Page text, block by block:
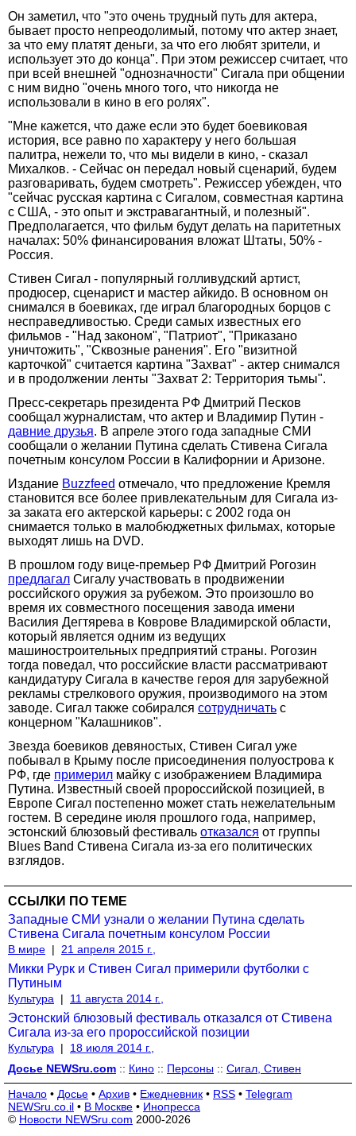
Он заметил, что "это очень трудный путь для актера,
бывает просто непреодолимый, потому что актер знает,
за что ему платят деньги, за что его любят зрители, и
использует это до конца". При этом режиссер считает, что
при всей внешней "однозначности" Сигала при общении
с ним видно "очень много того, что никогда не
использовали в кино в его ролях".
"Мне кажется, что даже если это будет боевиковая
история, все равно по характеру у него большая
палитра, нежели то, что мы видели в кино, - сказал
Михалков. - Сейчас он передал новый сценарий, будем
разговаривать, будем смотреть". Режиссер убежден, что
"сейчас русская картина с Сигалом, совместная картина
с США, - это опыт и экстравагантный, и полезный".
Предполагается, что фильм будут делать на паритетных
началах: 50% финансирования вложат Штаты, 50% -
Россия.
Стивен Сигал - популярный голливудский артист,
продюсер, сценарист и мастер айкидо. В основном он
снимался в боевиках, где играл благородных борцов с
несправедливостью. Среди самых известных его
фильмов - "Над законом", "Патриот", "Приказано
уничтожить", "Сквозные ранения". Его "визитной
карточкой" считается картина "Захват" - актер снимался
и в продолжении ленты "Захват 2: Территория тьмы".
Пресс-секретарь президента РФ Дмитрий Песков
сообщал журналистам, что актер и Владимир Путин -
давние друзья. В апреле этого года западные СМИ
сообщали о желании Путина сделать Стивена Сигала
почетным консулом России в Калифорнии и Аризоне.
Издание Buzzfeed отмечало, что предложение Кремля
становится все более привлекательным для Сигала из-
за заката его актерской карьеры: с 2002 года он
снимается только в малобюджетных фильмах, которые
выходят лишь на DVD.
В прошлом году вице-премьер РФ Дмитрий Рогозин
предлагал Сигалу участвовать в продвижении
российского оружия за рубежом. Это произошло во
время их совместного посещения завода имени
Василия Дегтярева в Коврове Владимирской области,
который является одним из ведущих
машиностроительных предприятий страны. Рогозин
тогда поведал, что российские власти рассматривают
кандидатуру Сигала в качестве героя для зарубежной
рекламы стрелкового оружия, производимого на этом
заводе. Сигал также собирался сотрудничать с
концерном "Калашников".
Звезда боевиков девяностых, Стивен Сигал уже
побывал в Крыму после присоединения полуострова к
РФ, где примерил майку с изображением Владимира
Путина. Известный своей пророссийской позицией, в
Европе Сигал постепенно может стать нежелательным
гостем. В середине июля прошлого года, например,
эстонский блюзовый фестиваль отказался от группы
Blues Band Стивена Сигала из-за его политических
взглядов.
ССЫЛКИ ПО ТЕМЕ
Западные СМИ узнали о желании Путина сделать
Стивена Сигала почетным консулом России
В мире | 21 апреля 2015 г.,
Микки Рурк и Стивен Сигал примерили футболки с
Путиным
Культура | 11 августа 2014 г.,
Эстонский блюзовый фестиваль отказался от Стивена
Сигала из-за его пророссийской позиции
Культура |
18 июля 2014 г.,
Досье NEWSru.com :: Кино :: Персоны :: Сигал, Стивен
Начало • Досье • Архив • Ежедневник • RSS • Telegram
NEWSru.co.il • В Москве • Инопресса
© Новости NEWSru.com 2000-2026